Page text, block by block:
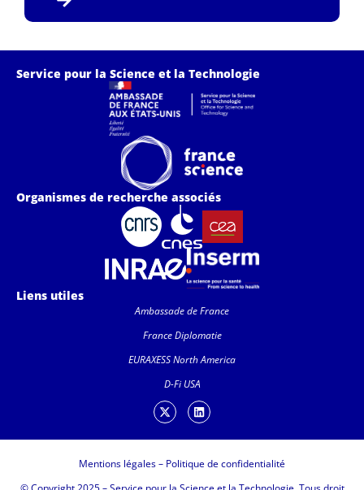
Service pour la Science et la Technologie
Organismes de recherche associés
Liens utiles
Ambassade de France
France Diplomatie
EURAXESS North America
D-Fi USA
Mentions légales– Politique de confidentialité